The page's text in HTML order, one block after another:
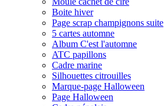
Boite hiver
Page scrap champignons suite
5 cartes automne
Album C'est l'automne
ATC papillons
Cadre marine
Silhouettes citrouilles
Marque-page Halloween
Page Halloween